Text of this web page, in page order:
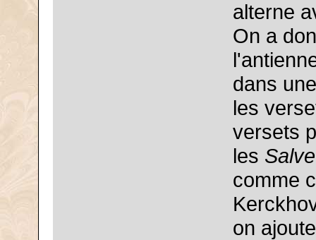
alterne
On a
dans
les
versets
les
comme
on